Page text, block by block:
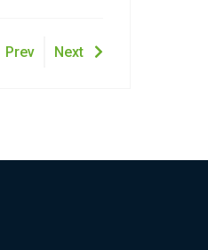
Prev Next